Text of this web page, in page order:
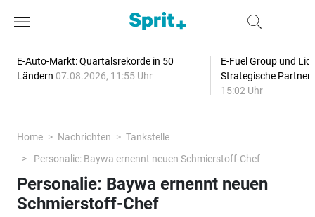
E-Auto-Markt: Quartalsrekorde in 50
Ländern 07.08.2026, 11:55 Uhr
E-Fuel Group und
Strategische
15:02 Uhr
Home Nachrichten
Tankstelle
Personalie: Baywa ernennt neuen Schmierstoff-Chef
Personalie: Baywa ernennt neuen
Schmierstoff-Chef